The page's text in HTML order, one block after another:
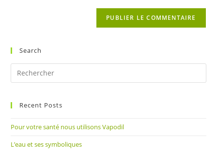
Search
Recent Posts
Pour votre santé nous utilisons Vapodil
L’eau et ses symboliques